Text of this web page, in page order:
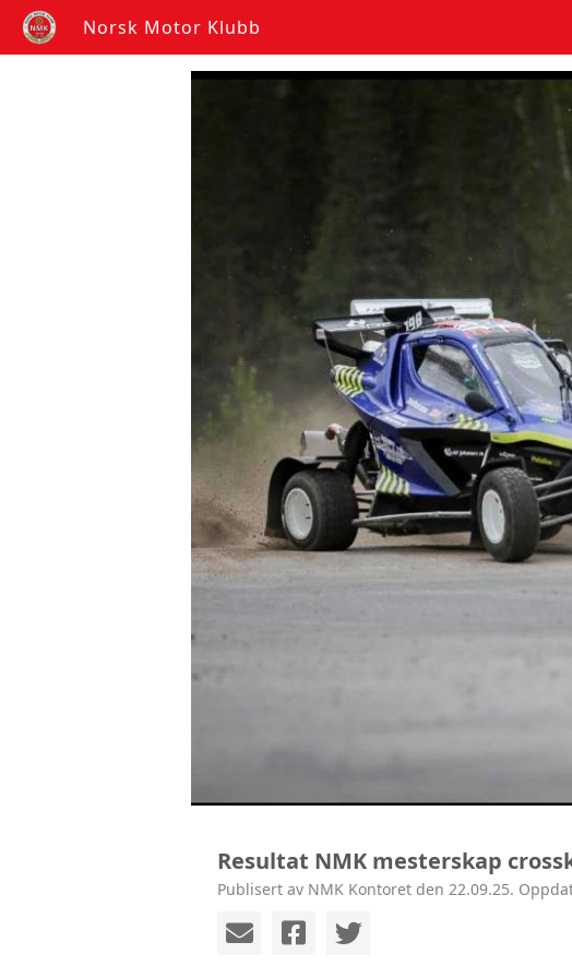
Norsk Motor Klubb
Resultat NMK mesterskap
Publisert av NMK Kontoret den 22.09.25.